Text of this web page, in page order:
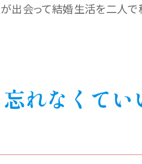
が出会って結婚生活を二人で
れなくてい